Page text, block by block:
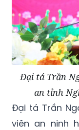
Đại tá Trần
an tỉnh
Đại tá Trần
viên an ninh